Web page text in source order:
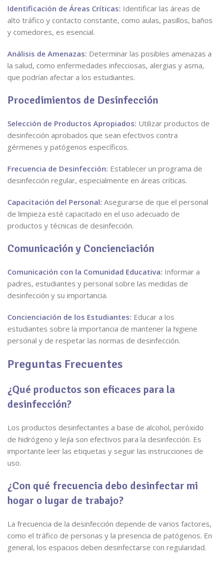
Identificación de Áreas Críticas: Identificar las áreas de
alto tráfico y contacto constante, como aulas, pasillos, baños
y comedores, es esencial.
Análisis de Amenazas: Determinar las posibles amenazas a
la salud, como enfermedades infecciosas, alergias y asma,
que podrían afectar a los estudiantes.
Procedimientos de Desinfección
Selección de Productos Apropiados: Utilizar productos de
desinfección aprobados que sean efectivos contra
gérmenes y patógenos específicos.
Frecuencia de Desinfección: Establecer un programa de
desinfección regular, especialmente en áreas críticas.
Capacitación del Personal: Asegurarse de que el personal
de limpieza esté capacitado en el uso adecuado de
productos y técnicas de desinfección.
Comunicación y Concienciación
Comunicación con la Comunidad Educativa: Informar a
padres, estudiantes y personal sobre las medidas de
desinfección y su importancia.
Concienciación de los Estudiantes: Educar a los
estudiantes sobre la importancia de mantener la higiene
personal y de respetar las normas de desinfección.
Preguntas Frecuentes
¿Qué productos son eficaces para la
desinfección?
Los productos desinfectantes a base de alcohol, peróxido
de hidrógeno y lejía son efectivos para la desinfección. Es
importante leer las etiquetas y seguir las instrucciones de
uso.
¿Con qué frecuencia debo desinfectar mi
hogar o lugar de trabajo?
La frecuencia de la desinfección depende de varios factores,
como el tráfico de personas y la presencia de patógenos. En
general, los espacios deben desinfectarse con regularidad.